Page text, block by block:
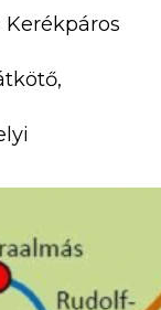
Kerékpáros